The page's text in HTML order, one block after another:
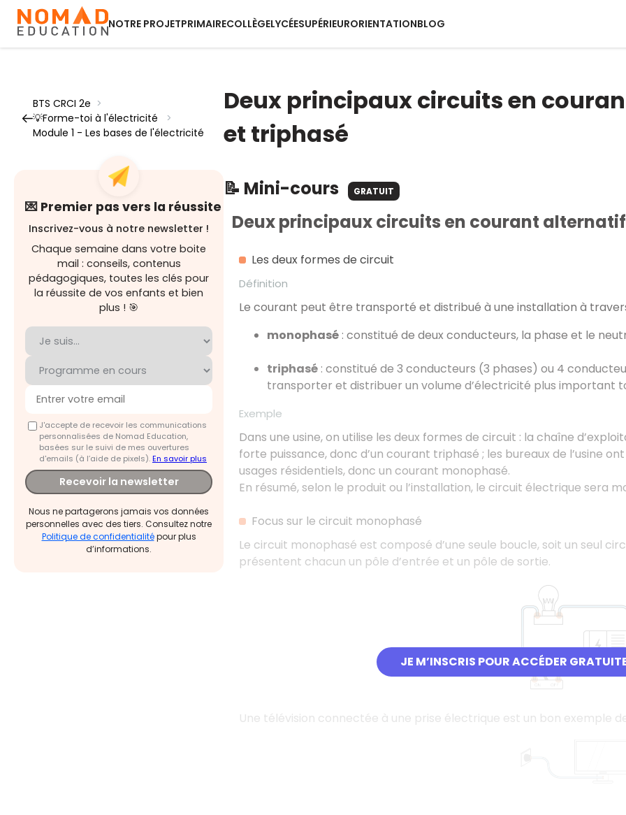
NOTRE PROJETPRIMAIRECOLLÈGELYCÉESUPÉRIEURORIENTATIONBLOG
BTS CRCI 2e >
💡Forme-toi à l'électricité
>
Module 1 - Les bases de l'électricité
💌 Premier pas vers la réussite
Inscrivez-vous à notre newsletter !
Chaque semaine dans votre boite
mail : conseils, contenus
pédagogiques, toutes les clés pour
la réussite de vos enfants et bien
plus ! 🎯
J'accepte de recevoir les communications
personnalisées de Nomad Education,
basées sur le suivi de mes ouvertures
d'emails (à l’aide de pixels).En savoir plus
Recevoir la newsletter
Nous ne partagerons jamais vos données
personnelles avec des tiers. Consultez notre
Politique de confidentialitépour plus
d’informations.
Deux principaux circuits en
et triphasé
📝 Mini-cours GRATUIT
JE M’INSCRIS POUR ACCÉDER
Deux principaux circuits en courant
Les deux formes de circuit
Définition
Le courant peut être transporté et distribué à une installation à
monophasé: constitué de deux conducteurs, la phase et le
triphasé: constitué de 3 conducteurs (3 phases) ou 4
transporter et distribuer un volume d’électricité plus
Exemple
Dans une usine, on utilise les deux formes de circuit : la chaîne
forte puissance, donc d’un courant triphasé ; les bureaux de l’usine
usages résidentiels, donc un courant monophasé.
En résumé, selon le produit ou l’installation, le circuit électrique sera
Focus sur le circuit monophasé
Le circuit monophasé est composé d’une seule boucle, soit un seul
présentent chacun un pôle d’entrée et un pôle de sortie.
Une télévision connectée à une prise électrique est un bon exemple